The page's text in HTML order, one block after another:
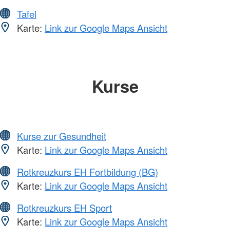
Tafel
Karte: Link zur Google Maps Ansicht
Kurse
Kurse zur Gesundheit
Karte: Link zur Google Maps Ansicht
Rotkreuzkurs EH Fortbildung (BG)
Karte: Link zur Google Maps Ansicht
Rotkreuzkurs EH Sport
Karte: Link zur Google Maps Ansicht